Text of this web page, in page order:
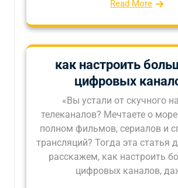
Read More
как настроить
цифровых
«Вы устали от скучного
телеканалов? Мечтаете о
полном фильмов, сериалов и
трансляций? Тогда эта статья
расскажем, как настроить
цифровых каналов,